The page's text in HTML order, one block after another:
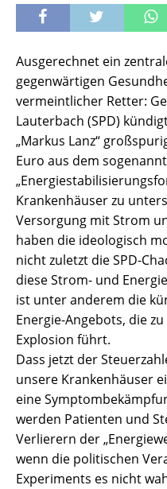
Ausgerechnet ein
gegenwärtigen
vermeintlicher Retter:
Lauterbach (SPD)
„Markus Lanz“
Euro aus dem
Krankenhäuser zu
Versorgung mit Strom
haben die ideologisch
nicht zuletzt die SPD-
diese Strom- und
ist unter anderem die
Energie-Angebots, die
Explosion führt.
Dass jetzt der
unsere Krankenhäuser
eine
werden Patienten und
Verlierern der
wenn die politischen
Experiments es nicht